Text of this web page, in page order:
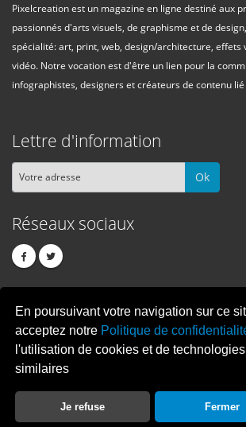
En poursuivant votre navigation sur ce
acceptez notre Politique de
l'utilisation de cookies et de technologies
similaires
Je refuse Fermer
Pixelcreation est un magazine en ligne destiné aux
passionnés d'arts visuels, de graphisme et de
spécialité: art, print, web, design/architecture, effets
vidéo. Notre vocation est d'être un lien pour la
infographistes, designers et créateurs de contenu
Lettre d'information
Ok
Réseaux sociaux
PIXELCREATION
Publicité